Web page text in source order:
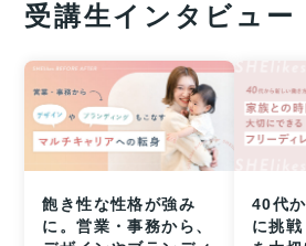
受講生インタビュー
飽き性な性格が強み
に。営業・事務から、
40代
に挑